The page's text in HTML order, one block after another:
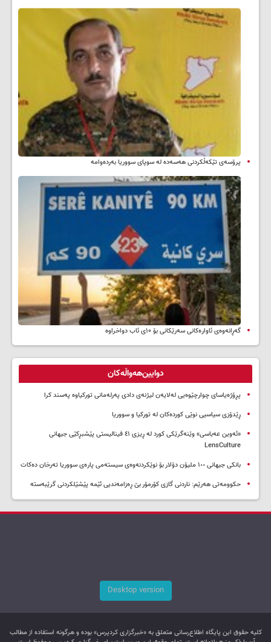
پرۆسەی تێکەڵکردنی هەسەدە لە سوپای سووریا بەردەوامە
گەڕانەوەی ئاوارەکانی سەرێکانی بۆ ۱۰ی ئاب دواخراوە
دوایین‌هەواڵەکان
پڕۆژەیاسای چوارچێوەیی لەلایەن لیژنەی دادی پەرلەمانی تورکیاوە پەسند کرا
ڕێدۆزی سیاسیی نوێی کوردەکان لە تورکیا و سووریا
«ئەوین عەباسی» وێنەگرێکی کورد لە ڕیزی ٤١ فینالیستی پێشبڕکێی جیهانی
LensCulture
بانکی جیهانی ١٠٠ ملیۆن دۆلار بۆ نوێکردنەوەی سیستەمی پارەی سووریا تەرخان دەکات
حکوومەتی هەرێم: ناردنی گازی کۆرمۆر بێ ڕەزامەندیی ئێمە پێشێلکردنی گرێبەستە
Desktop version
کليه حقوق اين پایگاه اطلاع‌رسانی متعلق به «خبرگزاری کردپرس» بوده و هرگونه استفاده از مطالب